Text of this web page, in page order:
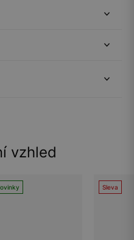
vzhled
Sleva